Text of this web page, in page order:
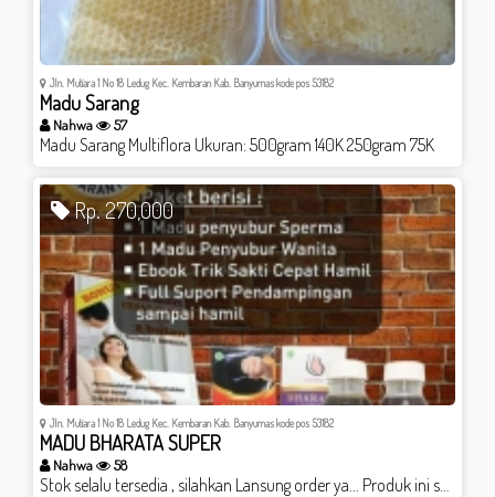
Jln. Mutiara 1 No 18 Ledug Kec. Kembaran Kab. Banyumas kode pos 53182
Madu Sarang
Nahwa 57
Madu Sarang Multiflora Ukuran: 500gram 140K 250gram 75K
Rp. 270,000
Jln. Mutiara 1 No 18 Ledug Kec. Kembaran Kab. Banyumas kode pos 53182
MADU BHARATA SUPER
Nahwa 58
Stok selalu tersedia , silahkan Lansung order ya... Produk ini sangat recomended Madu Murni Penyubur Rahim Dan Penyubur Pria Agar Cepat Hamil - Membantu Permasalahan Anda Yang Ingin Cepat Punya Momongan Hanya Dalam 2 Bulan Saja Stok selalu ready , silakan langsung di order.. Khasiat: 1. Membantu meningkatkan kualitas kesuburan rahim 2. Menyeimbangkan hormon estrogen dan progesteron sehingga memicu terjadinya ovulasi (pembuahan) 3. Mengatasi disfungsitiroid penyebab anovulasi (gagal pembuahan) 4. Menonaktifkan sel-sel jahat seperti tumor dan kanker pada rahim yang dapat menghambat proses pembuahan 5. Memperlancar sumbatan pada tuba falopi akibat vaginismus/disparenia 6. Memperbaiki tuba fallopi yang rusak menjadikannya semakin siap untuk membuka dan mendukung proses pembuahan 7. Membantu menormalkan semua organ reproduksi bagi wanita yang pernah mengalami penyakit seksual dan radang panggul 8. Menyetabilkan tingkat keasaman dalam MIss V 9. Menormalkan siklus menstruasi 10. Meningkatkan kualitas sel telur 11. Membantu ovarium melepaskan sel telur yang sudah matang dan siap di buahi 12. Menormalkan lendir yang abnormal (terlalu kental) yang menghambat masuknya sel sperma kedalam rahim 13. Mengatasi hampir semua masalah akibat adanya gangguan pada organ reproduksi Bharata Super = Solusi Ampuh Cepat Hamil Sekarang anda dapat merencanakan program kehamilan anda dengan biaya yang murah, namun terbukti khasiatnya dalam membantu proses kehamilan Satu Paket Terdiri Dari: *Madu subur kandungan Bharata Super (untuk wanita) *Madu Subur Pria Bharata Super (untuk pria) *Bonus Buku TRIK SAKTI CEPAT HAMIL BONUS Ebook Trik Sakti CEPAT HAMIL dalam 2 Bulan, Terbukti Berhasil